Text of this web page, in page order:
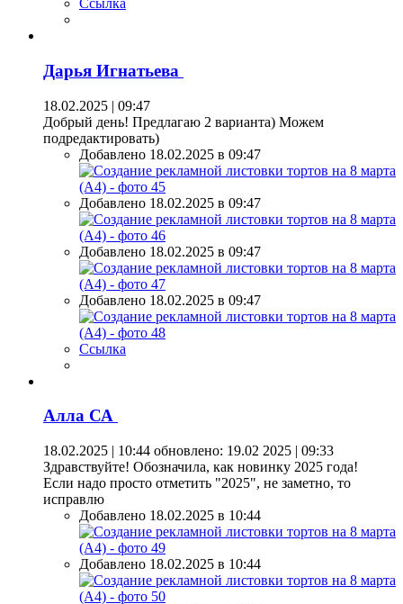
Ссылка
Дарья Игнатьева
18.02.2025 | 09:47
Добрый день! Предлагаю 2 варианта) Можем
подредактировать)
Добавлено 18.02.2025 в 09:47
Добавлено 18.02.2025 в 09:47
Добавлено 18.02.2025 в 09:47
Добавлено 18.02.2025 в 09:47
Ссылка
Алла СА
18.02.2025 | 10:44 обновлено: 19.02 2025 | 09:33
Здравствуйте! Обозначила, как новинку 2025 года!
Если надо просто отметить "2025", не заметно, то
исправлю
Добавлено 18.02.2025 в 10:44
Добавлено 18.02.2025 в 10:44